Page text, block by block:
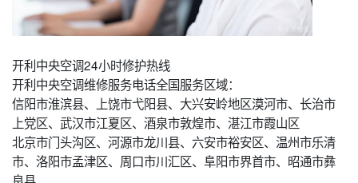
开利中央空调24小时修护热线
开利中央空调维修服务电话全国服务区域：
信阳市淮滨县、上饶市弋阳县、大兴安岭地区漠河市、长治市
上党区、武汉市江夏区、酒泉市敦煌市、湛江市霞山区
北京市门头沟区、河源市龙川县、六安市裕安区、温州市乐清
市、洛阳市孟津区、周口市川汇区、阜阳市界首市、昭通市彝